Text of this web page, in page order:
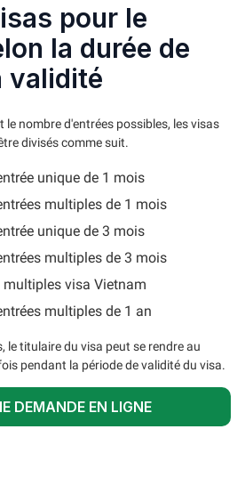
pour le
la durée de
validité
le nombre d'entrées possibles, les visas
divisés comme suit.
unique de 1 mois
multiples de 1 mois
unique de 3 mois
multiples de 3 mois
multiples visa Vietnam
multiples de 1 an
le titulaire du visa peut se rendre au
pendant la période de validité du visa.
DEMANDE EN LIGNE